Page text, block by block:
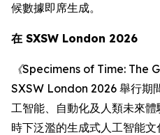
候數據即席生成。
在 SXSW London 2026
《Specimens of Time: The
SXSW London 2026 舉行期
工智能、自動化及人類未來
時下泛濫的生成式人工智能